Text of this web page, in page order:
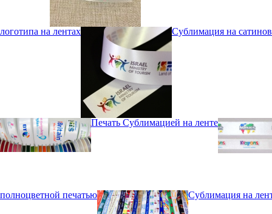
логотипа на лентах Сублимация на
Печать Сублимацией на ленте
полноцветной печатью Сублимация на